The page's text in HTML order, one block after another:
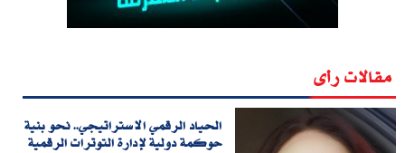
مقالات رأى
الحياد الرقمي الاستراتيجي.. نحو بنية
حوكمة دولية لإدارة التوترات الرقمية